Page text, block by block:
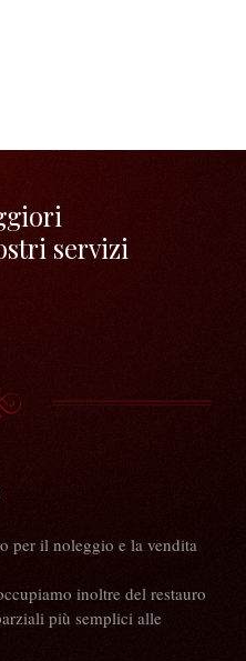
servizi
per il noleggio e la vendita
inoltre del restauro
più semplici alle